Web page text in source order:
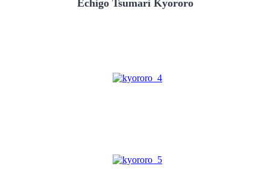
Echigo Tsumari Kyororo